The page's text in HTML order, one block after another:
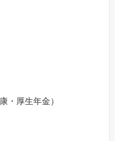
・厚生年金）